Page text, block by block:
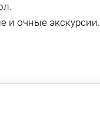
и очные экскурсии.